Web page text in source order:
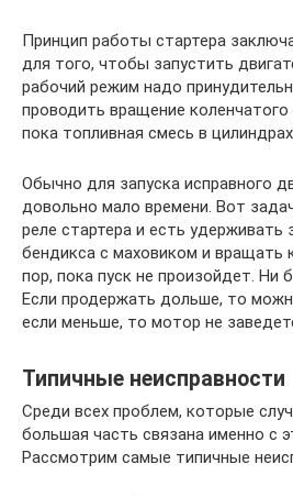
Принцип работы стартера
для того, чтобы запустить
рабочий режим надо
проводить вращение
пока топливная смесь в
Обычно для запуска исправного
довольно мало времени. Вот
реле стартера и есть удерживать
бендикса с маховиком и вращать
пор, пока пуск не произойдет. Ни
Если продержать дольше, то
если меньше, то мотор не
Типичные неисправности
Среди всех проблем, которые
большая часть связана именно с
Рассмотрим самые типичные